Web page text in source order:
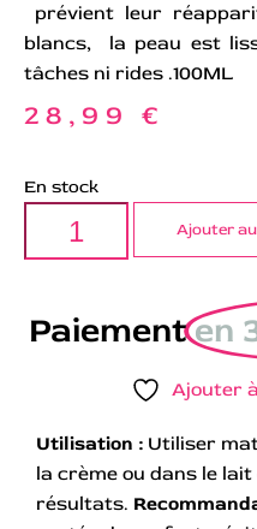
prévient leur
blancs, la peau est
tâches ni rides .100ML
28,99 €
En stock
Ajouter
Paiementen
Ajouter
Utilisation : Utiliser
la crème ou dans le
résultats.